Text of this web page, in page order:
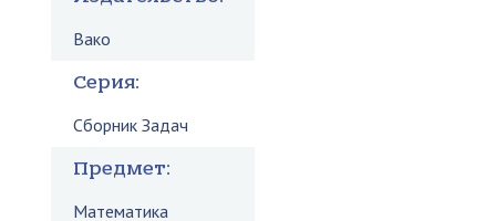
Вако
Серия:
Сборник Задач
Предмет:
Математика